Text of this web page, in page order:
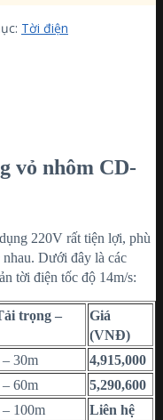
Tời điện
vỏ nhôm CD-
220V rất tiện lợi, phù
Dưới đây là các
tời điện tốc độ 14m/s:
trọng –
Giá
(VNĐ)
30m
4,915,000
60m
5,290,600
100m
Liên hệ